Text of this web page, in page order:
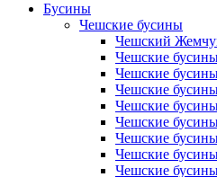
Бусины
Чешские бусины
Чешский
Чешские
Чешские
Чешские
Чешские
Чешские
Чешские
Чешские
Чешские